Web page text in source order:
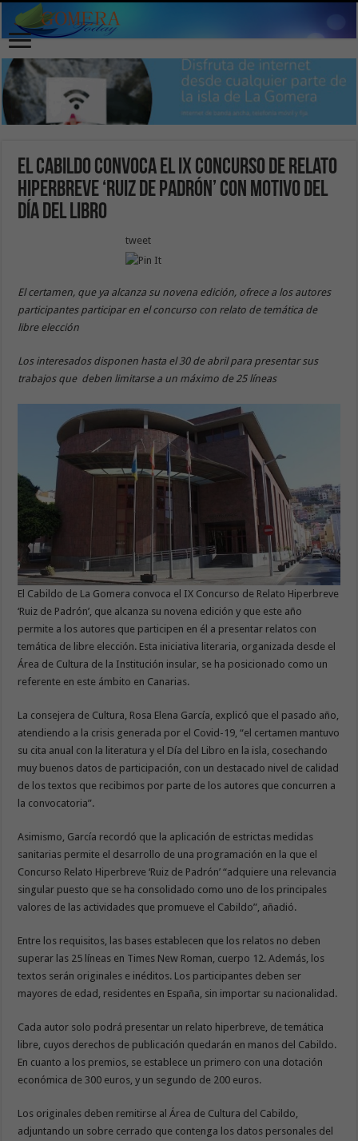
El Cabildo convoca el IX Concurso de Relato
Hiperbreve ‘Ruiz de Padrón’ con motivo del
Día del Libro
tweet
El certamen, que ya alcanza su novena edición, ofrece a los autores
participantes participar en el concurso con relato de temática de
libre elección
Los interesados disponen hasta el 30 de abril para presentar sus
trabajos que deben limitarse a un máximo de 25 líneas
El Cabildo de La Gomera convoca el IX Concurso de Relato Hiperbreve
‘Ruiz de Padrón’, que alcanza su novena edición y que este año
permite a los autores que participen en él a presentar relatos con
temática de libre elección. Esta iniciativa literaria, organizada desde el
Área de Cultura de la Institución insular, se ha posicionado como un
referente en este ámbito en Canarias.
La consejera de Cultura, Rosa Elena García, explicó que el pasado año,
atendiendo a la crisis generada por el Covid-19, “el certamen mantuvo
su cita anual con la literatura y el Día del Libro en la isla, cosechando
muy buenos datos de participación, con un destacado nivel de calidad
de los textos que recibimos por parte de los autores que concurren a
la convocatoria”.
Asimismo, García recordó que la aplicación de estrictas medidas
sanitarias permite el desarrollo de una programación en la que el
Concurso Relato Hiperbreve ‘Ruiz de Padrón’ “adquiere una relevancia
singular puesto que se ha consolidado como uno de los principales
valores de las actividades que promueve el Cabildo”, añadió.
Entre los requisitos, las bases establecen que los relatos no deben
superar las 25 líneas en Times New Roman, cuerpo 12. Además, los
textos serán originales e inéditos. Los participantes deben ser
mayores de edad, residentes en España, sin importar su nacionalidad.
Cada autor solo podrá presentar un relato hiperbreve, de temática
libre, cuyos derechos de publicación quedarán en manos del Cabildo.
En cuanto a los premios, se establece un primero con una dotación
económica de 300 euros, y un segundo de 200 euros.
Los originales deben remitirse al Área de Cultura del Cabildo,
adjuntando un sobre cerrado que contenga los datos personales del